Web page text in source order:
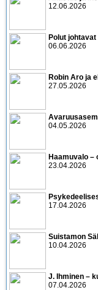
12.06.2026
Polut
06.06.2026
Robin Aro ja
27.05.2026
04.05.2026
Haamuvalo –
23.04.2026
17.04.2026
Suistamon
10.04.2026
J. Ihminen –
07.04.2026